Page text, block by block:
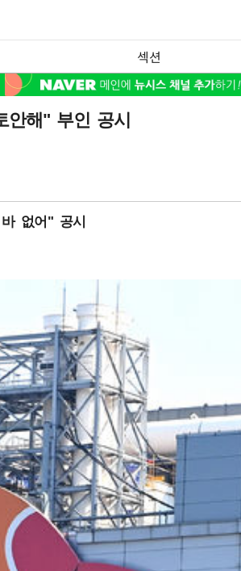
섹션
해" 부인 공시
없어" 공시